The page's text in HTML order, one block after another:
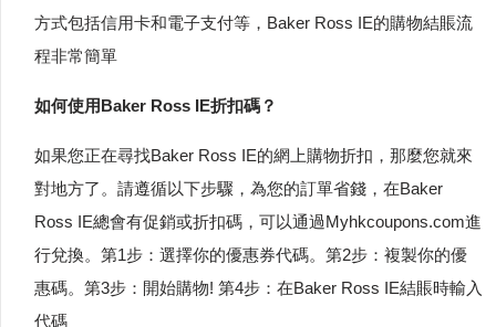
方式包括信用卡和電子支付等，Baker Ross IE的購物結賬流
程非常簡單
如何使用Baker Ross IE折扣碼？
如果您正在尋找Baker Ross IE的網上購物折扣，那麼您就來
對地方了。請遵循以下步驟，為您的訂單省錢，在Baker
Ross IE總會有促銷或折扣碼，可以通過Myhkcoupons.com進
行兌換。第1步：選擇你的優惠券代碼。第2步：複製你的優
惠碼。第3步：開始購物! 第4步：在Baker Ross IE結賬時輸入
代碼